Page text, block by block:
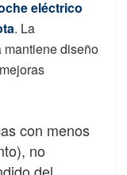
eléctrico
. La
mantiene diseño
con menos
no
del